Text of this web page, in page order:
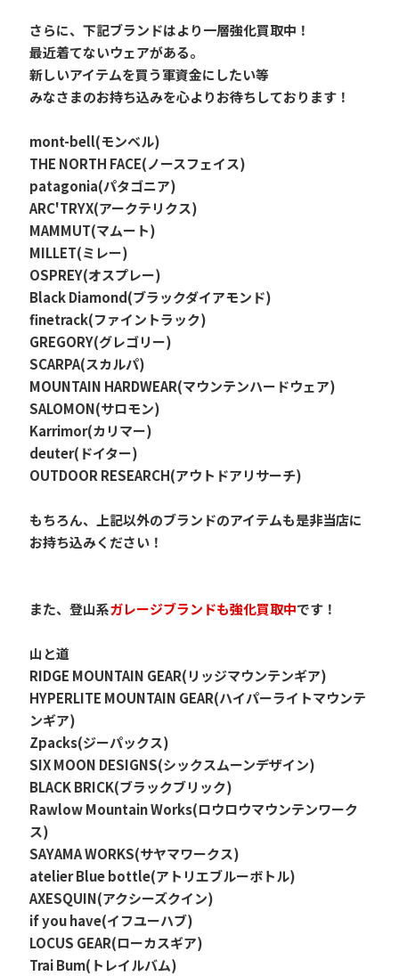
さらに、下記ブランドはより一層強化買取中！
最近着てないウェアがある。
新しいアイテムを買う軍資金にしたい等
みなさまのお持ち込みを心よりお待ちしております！
mont-bell(モンベル)
THE NORTH FACE(ノースフェイス)
patagonia(パタゴニア)
ARC'TRYX(アークテリクス)
MAMMUT(マムート)
MILLET(ミレー)
OSPREY(オスプレー)
Black Diamond(ブラックダイアモンド)
finetrack(ファイントラック)
GREGORY(グレゴリー)
SCARPA(スカルパ)
MOUNTAIN HARDWEAR(マウンテンハードウェア)
SALOMON(サロモン)
Karrimor(カリマー)
deuter(ドイター)
OUTDOOR RESEARCH(アウトドアリサーチ)
もちろん、上記以外のブランドのアイテムも是非当店に
お持ち込みください！
また、登山系ガレージブランドも強化買取中です！
山と道
RIDGE MOUNTAIN GEAR(リッジマウンテンギア)
HYPERLITE MOUNTAIN GEAR(ハイパーライトマウンテ
ンギア)
Zpacks(ジーパックス)
SIX MOON DESIGNS(シックスムーンデザイン)
BLACK BRICK(ブラックブリック)
Rawlow Mountain Works(ロウロウマウンテンワーク
ス)
SAYAMA WORKS(サヤマワークス)
atelier Blue bottle(アトリエブルーボトル)
AXESQUIN(アクシーズクイン)
if you have(イフユーハブ)
LOCUS GEAR(ローカスギア)
Trai Bum(トレイルバム)